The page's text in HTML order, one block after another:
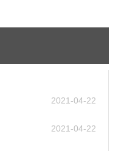
2021-04-22
2021-04-22